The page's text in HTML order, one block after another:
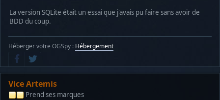
La version SQLite était un essai que j'avais pu faire sans avoir de
BDD du coup.
Héberger votre OGSpy : Hébergement
Vice Artemis
Prend ses marques